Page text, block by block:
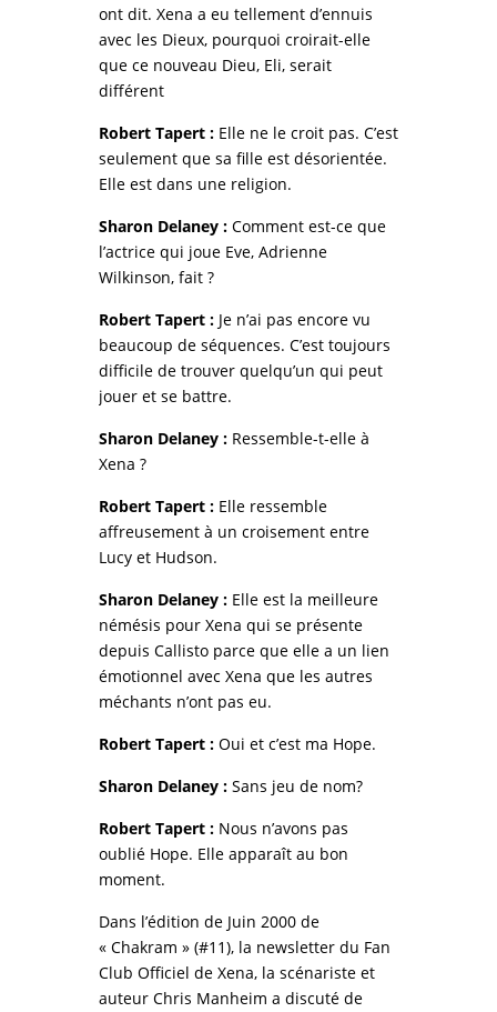
ont dit. Xena a eu tellement d’ennuis
avec les Dieux, pourquoi croirait-elle
que ce nouveau Dieu, Eli, serait
différent
Robert Tapert : Elle ne le croit pas. C’est
seulement que sa fille est désorientée.
Elle est dans une religion.
Sharon Delaney : Comment est-ce que
l’actrice qui joue Eve, Adrienne
Wilkinson, fait ?
Robert Tapert : Je n’ai pas encore vu
beaucoup de séquences. C’est toujours
difficile de trouver quelqu’un qui peut
jouer et se battre.
Sharon Delaney : Ressemble-t-elle à
Xena ?
Robert Tapert : Elle ressemble
affreusement à un croisement entre
Lucy et Hudson.
Sharon Delaney : Elle est la meilleure
némésis pour Xena qui se présente
depuis Callisto parce que elle a un lien
émotionnel avec Xena que les autres
méchants n’ont pas eu.
Robert Tapert : Oui et c’est ma Hope.
Sharon Delaney : Sans jeu de nom?
Robert Tapert : Nous n’avons pas
oublié Hope. Elle apparaît au bon
moment.
Dans l’édition de Juin 2000 de
« Chakram » (#11), la newsletter du Fan
Club Officiel de Xena, la scénariste et
auteur Chris Manheim a discuté de